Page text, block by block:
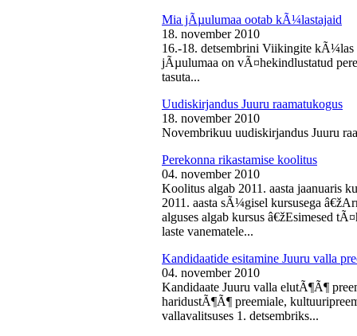
Mia jÃµulumaa ootab kÃ¼lastajaid
18. november 2010
16.-18. detsembrini Viikingite
jÃµulumaa on vÃ¤hekindlustatud
tasuta...
Uudiskirjandus Juuru raamatukogus
18. november 2010
Novembrikuu uudiskirjandus Juuru
Perekonna rikastamise koolitus
04. november 2010
Koolitus algab 2011. aasta jaanuaris
2011. aasta sÃ¼gisel kursusega
alguses algab kursus â€žEsimesed
laste vanematele...
Kandidaatide esitamine Juuru valla
04. november 2010
Kandidaate Juuru valla elutÃ¶Ã¶
haridustÃ¶Ã¶ preemiale,
vallavalitsuses 1. detsembriks...